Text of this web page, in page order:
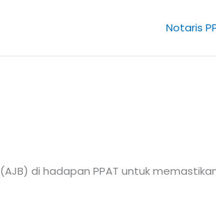
Notaris
di hadapan PPAT untuk